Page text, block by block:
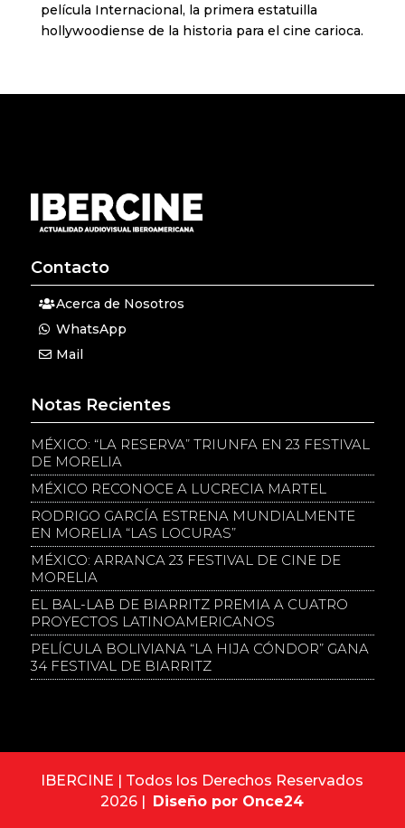
película Internacional, la primera estatuilla
hollywoodiense de la historia para el cine carioca.
Contacto
Acerca de Nosotros
WhatsApp
Mail
Notas Recientes
MÉXICO: “LA RESERVA” TRIUNFA EN 23 FESTIVAL
DE MORELIA
MÉXICO RECONOCE A LUCRECIA MARTEL
RODRIGO GARCÍA ESTRENA MUNDIALMENTE
EN MORELIA “LAS LOCURAS”
MÉXICO: ARRANCA 23 FESTIVAL DE CINE DE
MORELIA
EL BAL-LAB DE BIARRITZ PREMIA A CUATRO
PROYECTOS LATINOAMERICANOS
PELÍCULA BOLIVIANA “LA HIJA CÓNDOR” GANA
34 FESTIVAL DE BIARRITZ
IBERCINE | Todos los Derechos Reservados
2026 |
Diseño por Once24